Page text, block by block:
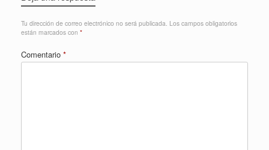
Tu dirección de correo electrónico no será publicada. Los campos obligatorios
están marcados con *
Comentario *